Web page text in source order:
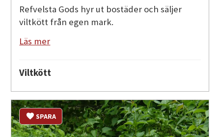
Refvelsta Gods hyr ut bostäder och säljer
viltkött från egen mark.
Läs mer
Viltkött
SPARA